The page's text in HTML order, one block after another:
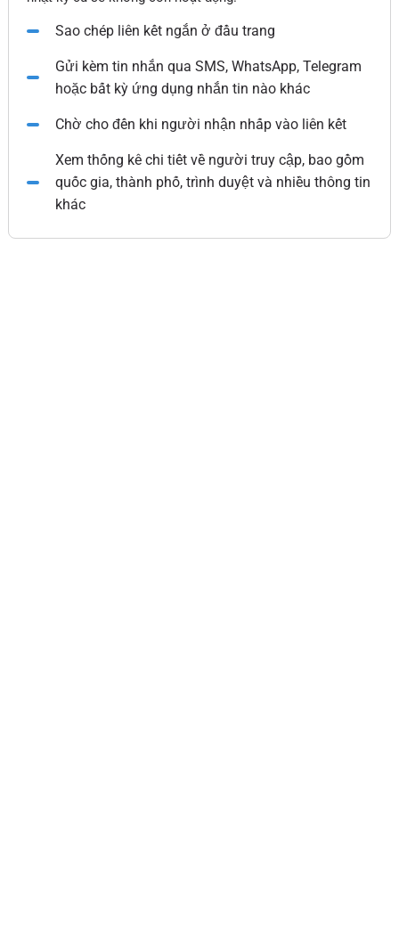
Sao chép liên kết ngắn ở đầu trang
Gửi kèm tin nhắn qua SMS, WhatsApp, Telegram
hoặc bất kỳ ứng dụng nhắn tin nào khác
Chờ cho đến khi người nhận nhấp vào liên kết
Xem thống kê chi tiết về người truy cập, bao gồm
quốc gia, thành phố, trình duyệt và nhiều thông tin
khác